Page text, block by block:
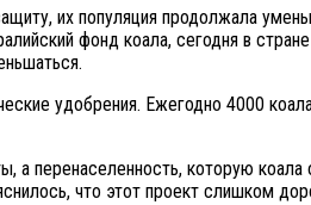
их популяция продолжала
фонд коала, сегодня в
удобрения. Ежегодно 4000
а перенаселенность, которую
что этот проект слишком